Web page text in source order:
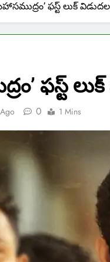
ఫస్ట్ లుక్
ఫస్ట్
0 1 Mins